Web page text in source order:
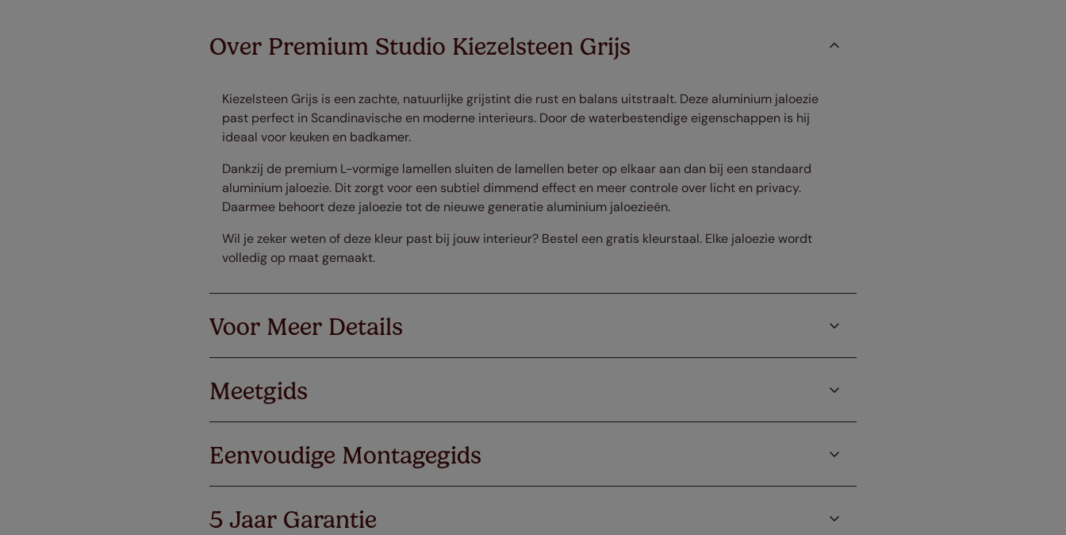
Over Premium Studio Kiezelsteen Grijs
Kiezelsteen Grijs is een zachte, natuurlijke grijstint die rust en balans uitstraalt. Deze aluminium jaloezie
past perfect in Scandinavische en moderne interieurs. Door de waterbestendige eigenschappen is hij
ideaal voor keuken en badkamer.
Dankzij de premium L-vormige lamellen sluiten de lamellen beter op elkaar aan dan bij een standaard
aluminium jaloezie. Dit zorgt voor een subtiel dimmend effect en meer controle over licht en privacy.
Daarmee behoort deze jaloezie tot de nieuwe generatie aluminium jaloezieën.
Wil je zeker weten of deze kleur past bij jouw interieur? Bestel een gratis kleurstaal. Elke jaloezie wordt
volledig op maat gemaakt.
Voor Meer Details
Meetgids
Eenvoudige Montagegids
5 Jaar Garantie